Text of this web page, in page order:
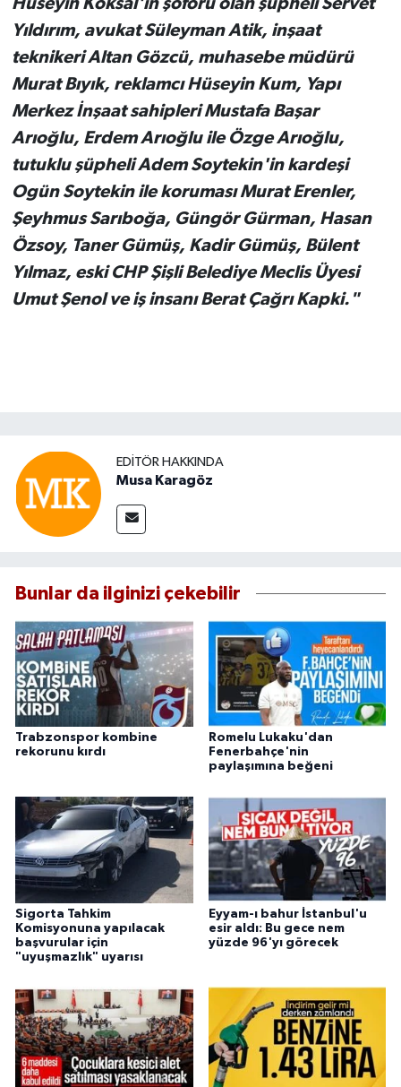
Hüseyin Köksal'ın şoförü olan şüpheli Servet
Yıldırım, avukat Süleyman Atik, inşaat
teknikeri Altan Gözcü, muhasebe müdürü
Murat Bıyık, reklamcı Hüseyin Kum, Yapı
Merkez İnşaat sahipleri Mustafa Başar
Arıoğlu, Erdem Arıoğlu ile Özge Arıoğlu,
tutuklu şüpheli Adem Soytekin'in kardeşi
Ogün Soytekin ile koruması Murat Erenler,
Şeyhmus Sarıboğa, Güngör Gürman, Hasan
Özsoy, Taner Gümüş, Kadir Gümüş, Bülent
Yılmaz, eski CHP Şişli Belediye Meclis Üyesi
Umut Şenol ve iş insanı Berat Çağrı Kapki."
EDITÖR HAKKINDA
Musa Karagöz
Bunlar da ilginizi çekebilir
Trabzonspor kombine
rekorunu kırdı
Romelu Lukaku'dan
Fenerbahçe'nin
paylaşımına beğeni
Sigorta Tahkim
Komisyonuna yapılacak
başvurular için
"uyuşmazlık" uyarısı
Eyyam-ı bahur İstanbul'u
esir aldı: Bu gece nem
yüzde 96'yı görecek